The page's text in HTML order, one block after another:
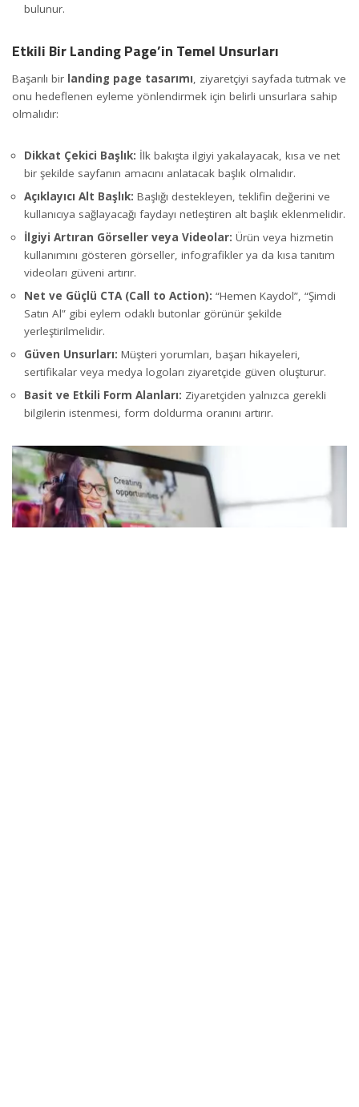
bulunur.
Etkili Bir Landing Page’in Temel Unsurları
Başarılı bir landing page tasarımı, ziyaretçiyi sayfada tutmak ve
onu hedeflenen eyleme yönlendirmek için belirli unsurlara sahip
olmalıdır:
Dikkat Çekici Başlık: İlk bakışta ilgiyi yakalayacak, kısa ve net
bir şekilde sayfanın amacını anlatacak başlık olmalıdır.
Açıklayıcı Alt Başlık: Başlığı destekleyen, teklifin değerini ve
kullanıcıya sağlayacağı faydayı netleştiren alt başlık eklenmelidir.
İlgiyi Artıran Görseller veya Videolar: Ürün veya hizmetin
kullanımını gösteren görseller, infografikler ya da kısa tanıtım
videoları güveni artırır.
Net ve Güçlü CTA (Call to Action): “Hemen Kaydol”, “Şimdi
Satın Al” gibi eylem odaklı butonlar görünür şekilde
yerleştirilmelidir.
Güven Unsurları: Müşteri yorumları, başarı hikayeleri,
sertifikalar veya medya logoları ziyaretçide güven oluşturur.
Basit ve Etkili Form Alanları: Ziyaretçiden yalnızca gerekli
bilgilerin istenmesi, form doldurma oranını artırır.